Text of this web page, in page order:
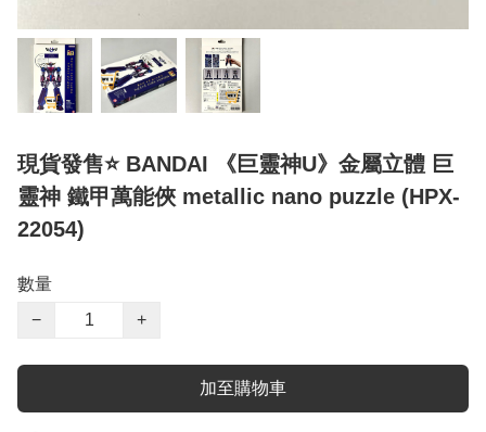
現貨發售⭐ BANDAI 《巨靈神U》金屬立體 巨
靈神 鐵甲萬能俠 metallic nano puzzle (HPX-
22054)
數量
−
+
加至購物車